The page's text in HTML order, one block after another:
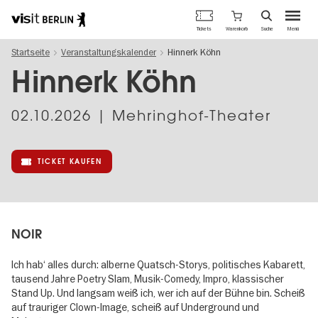
zum
Inhalt
Berlins
offizielles
Tourismusportal
Menü
Tickets Warenkorb Suche
Startseite Veranstaltungskalender Hinnerk Köhn
Hinnerk Köhn
02.10.2026 | Mehringhof-Theater
TICKET KAUFEN
NOIR
Ich hab‘ alles durch: alberne Quatsch-Storys, politisches Kabarett,
tausend Jahre Poetry Slam, Musik-Comedy, Impro, klassischer
Stand Up. Und langsam weiß ich, wer ich auf der Bühne bin. Scheiß
auf trauriger Clown-Image, scheiß auf Underground und